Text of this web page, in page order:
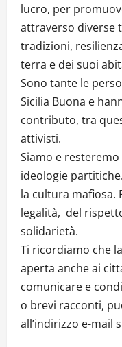
lucro, per
attraverso diverse
tradizioni,
terra e dei suoi
Sono tante le
Sicilia Buona e
contributo, tra
attivisti.
Siamo e
ideologie
la cultura mafiosa.
legalità, del
solidarietà.
Ti ricordiamo che
aperta anche ai
comunicare e
o brevi racconti,
all’indirizzo e-mail